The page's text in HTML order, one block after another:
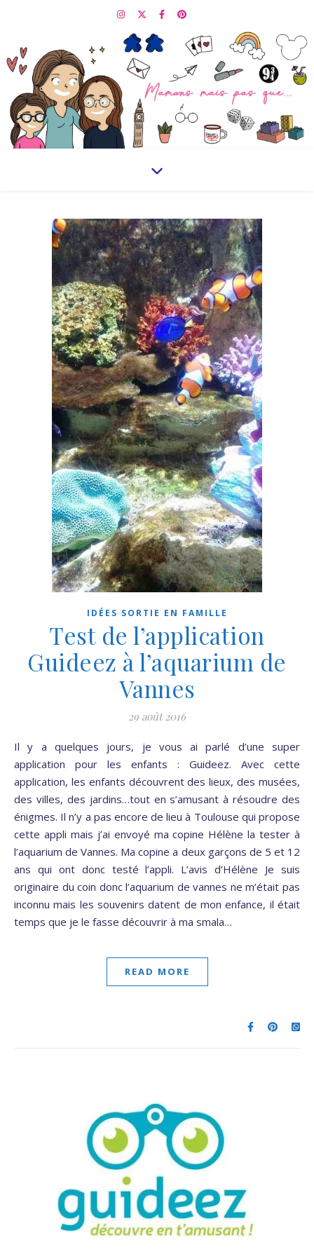
IDÉES SORTIE EN FAMILLE
Test de l’application
Guideez à l’aquarium de
Vannes
29 août 2016
Il y a quelques jours, je vous ai parlé d’une super
application pour les enfants : Guideez. Avec cette
application, les enfants découvrent des lieux, des musées,
des villes, des jardins…tout en s’amusant à résoudre des
énigmes. Il n’y a pas encore de lieu à Toulouse qui propose
cette appli mais j’ai envoyé ma copine Hélène la tester à
l’aquarium de Vannes. Ma copine a deux garçons de 5 et 12
ans qui ont donc testé l’appli. L’avis d’Hélène Je suis
originaire du coin donc l’aquarium de vannes ne m’était pas
inconnu mais les souvenirs datent de mon enfance, il était
temps que je le fasse découvrir à ma smala…
READ MORE